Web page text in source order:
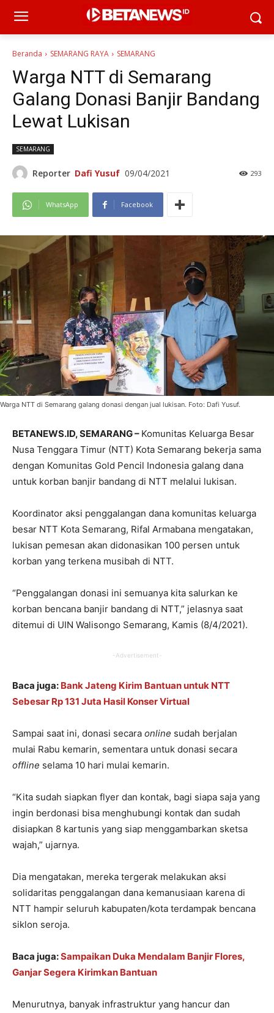
Beranda SEMARANG RAYA SEMARANG
Warga NTT di Semarang
Galang Donasi Banjir Bandang
Lewat Lukisan
SEMARANG
Reporter Dafi Yusuf 09/04/2021 293
WhatsApp Facebook
Warga NTT di Semarang galang donasi dengan jual lukisan. Foto: Dafi Yusuf.
BETANEWS.ID, SEMARANG – Komunitas Keluarga Besar
Nusa Tenggara Timur (NTT) Kota Semarang bekerja sama
dengan Komunitas Gold Pencil Indonesia galang dana
untuk korban banjir bandang di NTT melalui lukisan.
Koordinator aksi penggalangan dana komunitas keluarga
besar NTT Kota Semarang, Rifal Armabana mengatakan,
lukisan pemesan akan didonasikan 100 persen untuk
korban yang terkena musibah di NTT.
“Penggalangan donasi ini semuanya kita salurkan ke
korban bencana banjir bandang di NTT,” jelasnya saat
ditemui di UIN Walisongo Semarang, Kamis (8/4/2021).
-Advertisement-
Baca juga: Bank Jateng Kirim Bantuan untuk NTT
Sebesar Rp 131 Juta Hasil Konser Virtual
Sampai saat ini, donasi secara online sudah berjalan
mulai Rabu kemarin, sementara untuk donasi secara
offline selama 10 hari mulai kemarin.
“Kita sudah siapkan flyer dan kontak, bagi siapa saja yang
ingin berdonasi bisa menghubungi kontak dan sudah
disiapkan 8 kartunis yang siap menggambarkan sketsa
wajah,” ujarnya.
Dia mengatakan, mereka tergerak melakukan aksi
solidaritas penggalangan dana kemanusiaan karena di
NTT hampir seluruh kabupaten/kota terdampak bencana
siklon seroja.
Baca juga:Sampaikan Duka Mendalam Banjir Flores,
Ganjar Segera Kirimkan Bantuan
Menurutnya, banyak infrastruktur yang hancur dan